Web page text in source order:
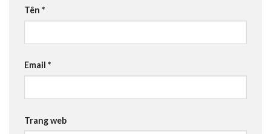
Tên *
Email *
Trang web